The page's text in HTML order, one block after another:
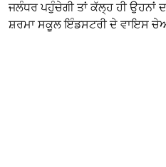
ਜਲੰਧਰ ਪਹੁੰਚੇਗੀ ਤਾਂ ਕੱਲ੍ਹ ਹੀ ਉਹਨਾਂ
ਸ਼ਰਮਾ ਸਕੂਲ ਇੰਡਸਟਰੀ ਦੇ ਵਾਇਸ